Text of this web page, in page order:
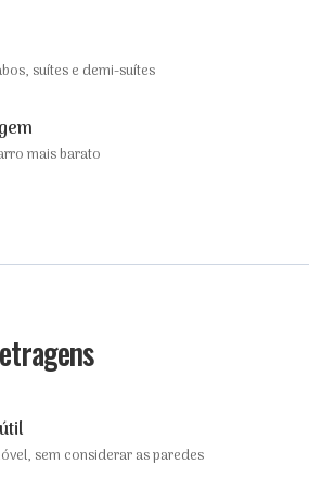
suítes e demi-suítes
mais barato
sem considerar as paredes